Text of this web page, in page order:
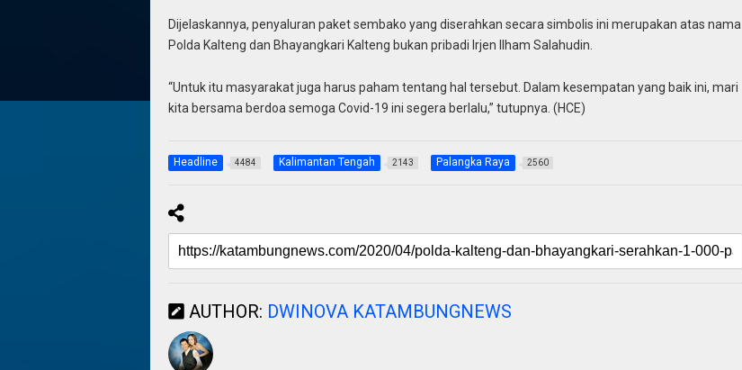
Dijelaskannya, penyaluran paket sembako yang diserahkan secara simbolis ini merupakan atas nama
Polda Kalteng dan Bhayangkari Kalteng bukan pribadi Irjen Ilham Salahudin.
“Untuk itu masyarakat juga harus paham tentang hal tersebut. Dalam kesempatan yang baik ini, mari
kita bersama berdoa semoga Covid-19 ini segera berlalu,” tutupnya. (HCE)
Headline 4484 Kalimantan Tengah 2143 Palangka Raya 2560
AUTHOR: DWINOVA KATAMBUNGNEWS